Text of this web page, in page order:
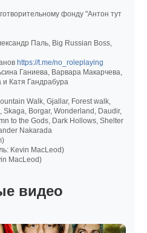
фонду "Антон тут
Паль, Big Russian Boss,
https://t.me/no_roleplaying
Ганиева, Варвара Макарчева,
Катя Гандрабура
Walk, Gjallar, Forest walk,
Borgar, Wonderland, Daudir,
to the Gods, Dark Hollows, Shelter
Nakarada
Kevin MacLeod)
MacLeod)
видео